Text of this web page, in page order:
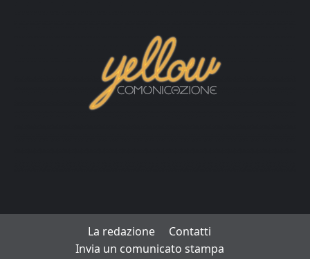
La redazione
Contatti
Invia un comunicato stampa